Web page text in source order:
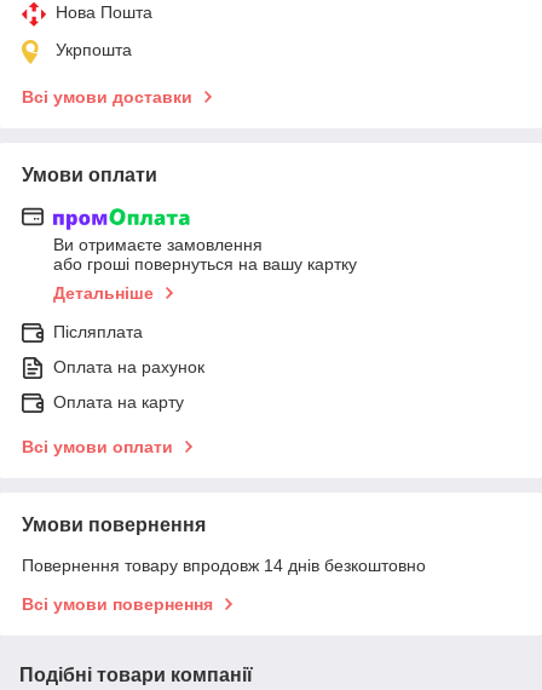
Нова Пошта
Укрпошта
Всі умови доставки
Умови оплати
Ви отримаєте замовлення
або гроші повернуться на вашу картку
Детальніше
Післяплата
Оплата на рахунок
Оплата на карту
Всі умови оплати
Умови повернення
Повернення товару впродовж 14 днів безкоштовно
Всі умови повернення
Подібні товари компанії